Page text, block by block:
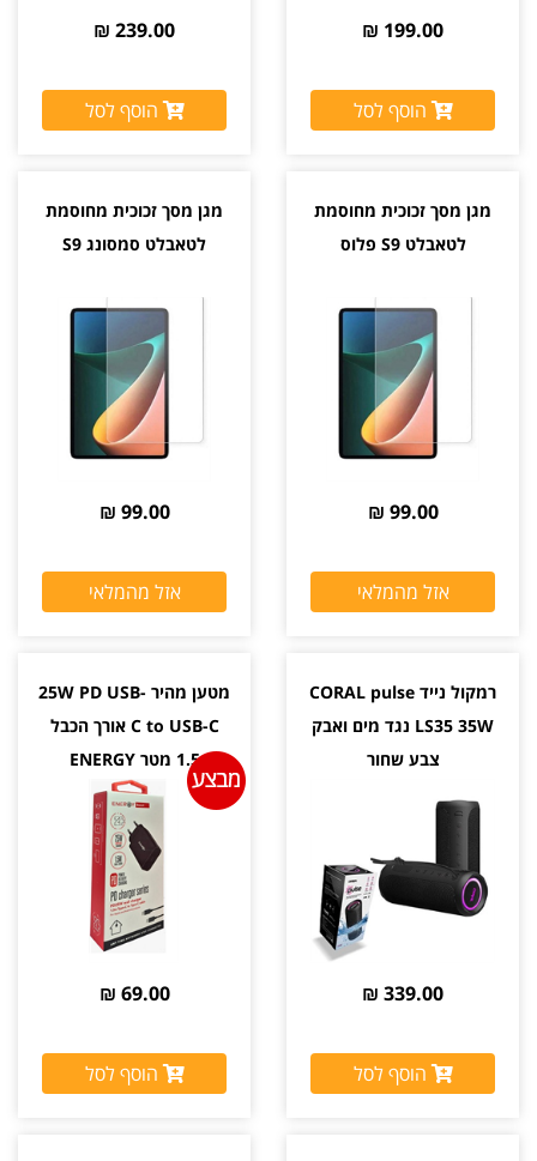
199.00 ₪
הוסף לסל
239.00 ₪
הוסף לסל
מגן מסך זכוכית מחוסמת
לטאבלט S9 פלוס
99.00 ₪
אזל מהמלאי
מגן מסך זכוכית מחוסמת
לטאבלט סמסונג S9
99.00 ₪
אזל מהמלאי
רמקול נייד CORAL pulse
LS35 35W נגד מים ואבק
צבע שחור
339.00 ₪
הוסף לסל
מטען מהיר 25W PD USB-
C to USB-C אורך הכבל
1.5 מטר ENERGY
69.00 ₪
הוסף לסל